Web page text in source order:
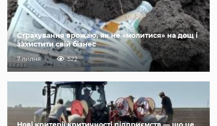
Страхування врожаю, як не «молитися» на дощ і
захистити свій бізнес
7 липня 522